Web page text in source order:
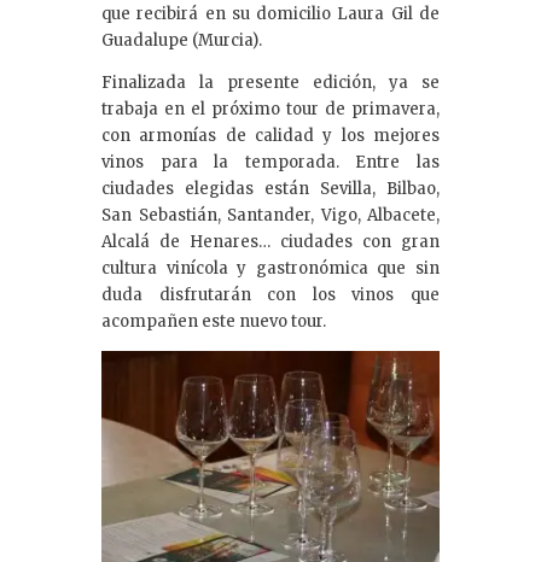
que recibirá en su domicilio Laura Gil de
Guadalupe (Murcia).
Finalizada la presente edición, ya se
trabaja en el próximo tour de primavera,
con armonías de calidad y los mejores
vinos para la temporada. Entre las
ciudades elegidas están Sevilla, Bilbao,
San Sebastián, Santander, Vigo, Albacete,
Alcalá de Henares… ciudades con gran
cultura vinícola y gastronómica que sin
duda disfrutarán con los vinos que
acompañen este nuevo tour.